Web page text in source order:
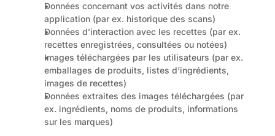
Données concernant vos activités dans notre
application (par ex. historique des scans)
Données d’interaction avec les recettes (par ex.
recettes enregistrées, consultées ou notées)
Images téléchargées par les utilisateurs (par ex.
emballages de produits, listes d’ingrédients,
images de recettes)
Données extraites des images téléchargées (par
ex. ingrédients, noms de produits, informations
sur les marques)